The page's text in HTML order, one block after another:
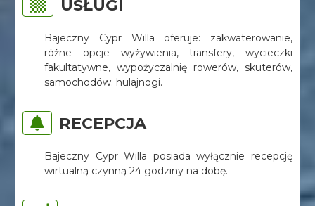
USŁUGI
Bajeczny Cypr Willa oferuje: zakwaterowanie,
różne opcje wyżywienia, transfery, wycieczki
fakultatywne, wypożyczalnię rowerów, skuterów,
samochodów. hulajnogi.
RECEPCJA
Bajeczny Cypr Willa posiada wyłącznie recepcję
wirtualną czynną 24 godziny na dobę.